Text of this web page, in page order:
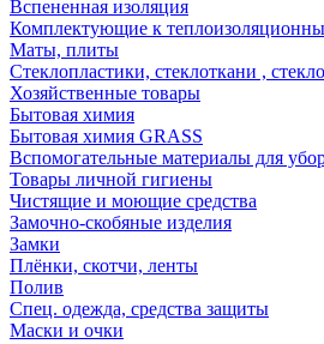
Вспененная изоляция
Комплектующие к
Маты, плиты
Стеклопластики, стеклоткани ,
Хозяйственные товары
Бытовая химия
Бытовая химия GRASS
Вспомогательные материалы для
Товары личной гигиены
Чистящие и моющие средства
Замочно-скобяные изделия
Замки
Плёнки, скотчи, ленты
Полив
Спец. одежда, средства защиты
Маски и очки